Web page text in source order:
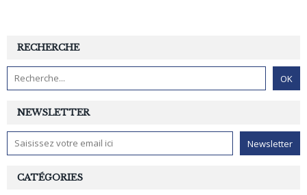
NEWSLETTER
RECHERCHE
CATÉGORIES